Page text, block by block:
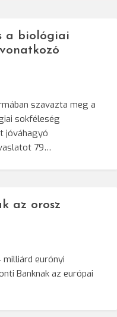
a biológiai
szavazta meg a
sokféleség
jóváhagyó
79…
az orosz
milliárd eurónyi
Banknak az európai